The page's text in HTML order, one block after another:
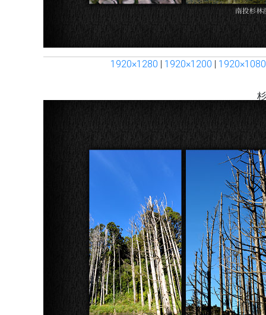
1920×1280 | 1920×1200 | 1920×1080